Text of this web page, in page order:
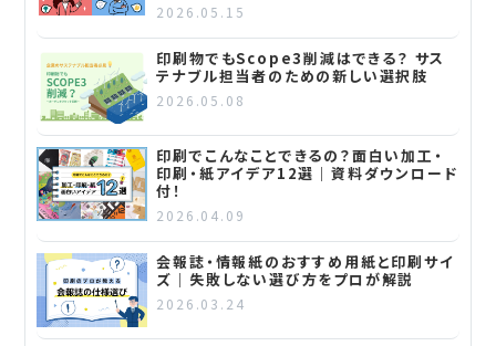
2026.05.15
印刷物でもScope3削減はできる？ サス
テナブル担当者のための新しい選択肢
2026.05.08
印刷でこんなことできるの？面白い加工・
印刷・紙アイデア12選｜資料ダウンロード
付！
2026.04.09
会報誌・情報紙のおすすめ用紙と印刷サイ
ズ｜失敗しない選び方をプロが解説
2026.03.24